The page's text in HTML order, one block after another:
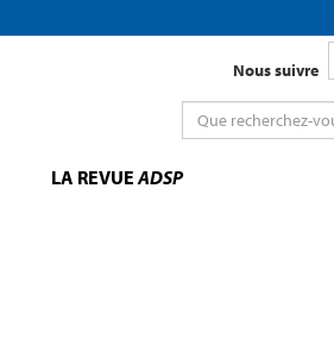
Nous suivre
LA REVUEADSP